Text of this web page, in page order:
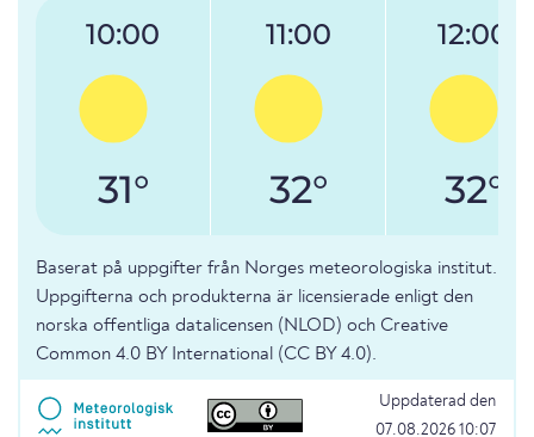
10:00
31°
11:00
32°
12:00
32°
Baserat på uppgifter från Norges meteorologiska institut.
Uppgifterna och produkterna är licensierade enligt den
norska offentliga datalicensen (NLOD) och Creative
Common 4.0 BY International (CC BY 4.0).
Uppdaterad den
07.08.2026 10:07